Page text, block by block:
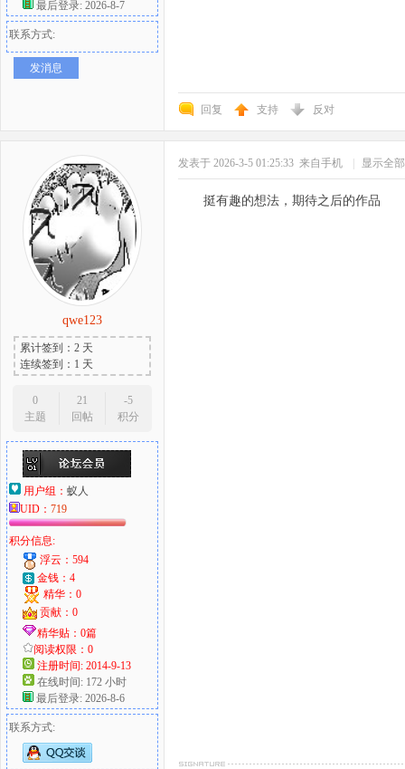
最后登录: 2026-8-7
联系方式:
发消息
回复 支持 反对
qwe123
累计签到：2 天
连续签到：1 天
0
主题
21
回帖
-5
积分
用户组： 蚁人
UID： 719
积分信息:
浮云：594
金钱：4
精华：0
贡献：0
精华贴：0篇
阅读权限：0
注册时间: 2014-9-13
在线时间: 172 小时
最后登录: 2026-8-6
联系方式:
发表于 2026-3-5 01:25:33 来自手机 显示全
挺有趣的想法，期待之后的作品